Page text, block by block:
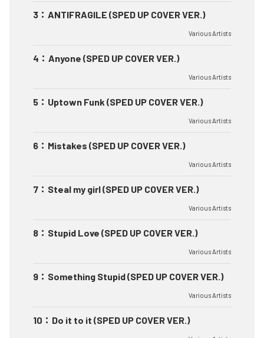
3 ： ANTIFRAGILE (SPED UP COVER VER.)
Various Artists
4 ： Anyone (SPED UP COVER VER.)
Various Artists
5 ： Uptown Funk (SPED UP COVER VER.)
Various Artists
6 ： Mistakes (SPED UP COVER VER.)
Various Artists
7 ： Steal my girl (SPED UP COVER VER.)
Various Artists
8 ： Stupid Love (SPED UP COVER VER.)
Various Artists
9 ： Something Stupid (SPED UP COVER VER.)
Various Artists
10 ： Do it to it (SPED UP COVER VER.)